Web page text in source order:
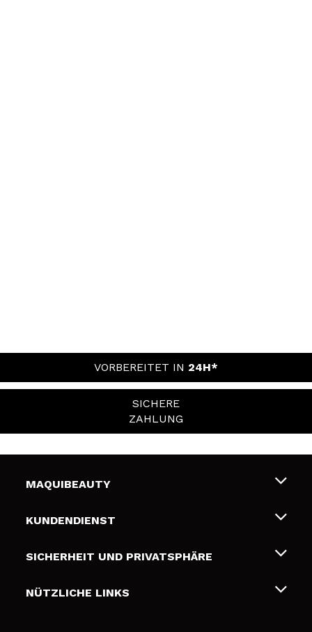
VORBEREITET IN 24H*
SICHERE
ZAHLUNG
MAQUIBEAUTY
Über uns
Geschenkkarten
KUNDENDIENST
Liefer- und Versandkosten
Zahlung
SICHERHEIT UND PRIVATSPHÄRE
Bedingungen und Datenschutz
NÜTZLICHE LINKS